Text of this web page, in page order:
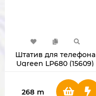
Штатив для телефона
Ugreen LP680 (15609)
268 m